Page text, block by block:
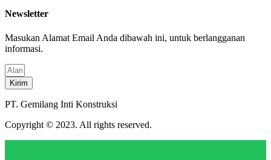
Newsletter
Masukan Alamat Email Anda dibawah ini, untuk berlangganan
informasi.
Kirim
PT. Gemilang Inti Konstruksi
Copyright © 2023. All rights reserved.